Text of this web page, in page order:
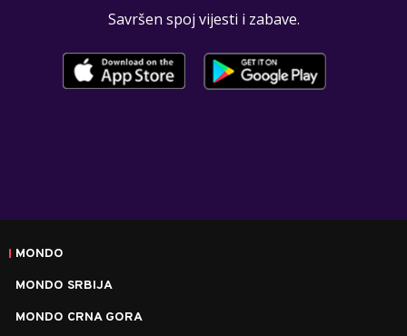
Savršen spoj vijesti i zabave.
MONDO
MONDO SRBIJA
MONDO CRNA GORA